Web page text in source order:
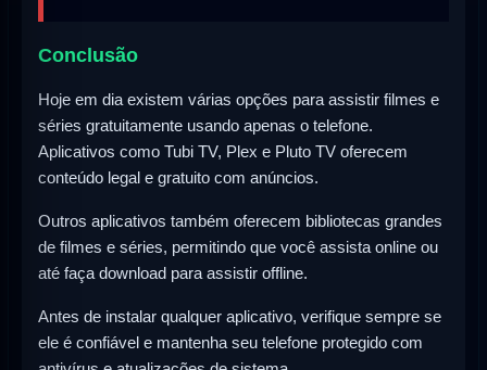
Conclusão
Hoje em dia existem várias opções para assistir filmes e
séries gratuitamente usando apenas o telefone.
Aplicativos como Tubi TV, Plex e Pluto TV oferecem
conteúdo legal e gratuito com anúncios.
Outros aplicativos também oferecem bibliotecas grandes
de filmes e séries, permitindo que você assista online ou
até faça download para assistir offline.
Antes de instalar qualquer aplicativo, verifique sempre se
ele é confiável e mantenha seu telefone protegido com